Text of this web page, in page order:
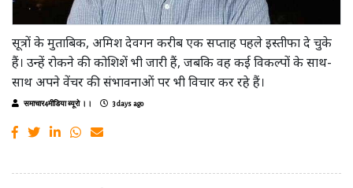
सूत्रों के मुताबिक, अमिश देवगन करीब एक सप्ताह पहले इस्तीफा दे चुके
हैं। उन्हें रोकने की कोशिशें भी जारी हैं, जबकि वह कई विकल्पों के साथ-
साथ अपने वेंचर की संभावनाओं पर भी विचार कर रहे हैं।
समाचार4मीडिया ब्यूरो ।। 3 days ago